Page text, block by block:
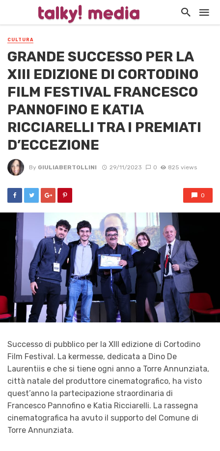
CULTURA
GRANDE SUCCESSO PER LA
XIII EDIZIONE DI CORTODINO
FILM FESTIVAL FRANCESCO
PANNOFINO E KATIA
RICCIARELLI TRA I PREMIATI
D’ECCEZIONE
By GIULIABERTOLLINI 29/11/2023 0 825 views
0
Successo di pubblico per la XIII edizione di Cortodino
Film Festival. La kermesse, dedicata a Dino De
Laurentiis e che si tiene ogni anno a Torre Annunziata,
città natale del produttore cinematografico, ha visto
quest’anno la partecipazione straordinaria di
Francesco Pannofino e Katia Ricciarelli. La rassegna
cinematografica ha avuto il supporto del Comune di
Torre Annunziata.